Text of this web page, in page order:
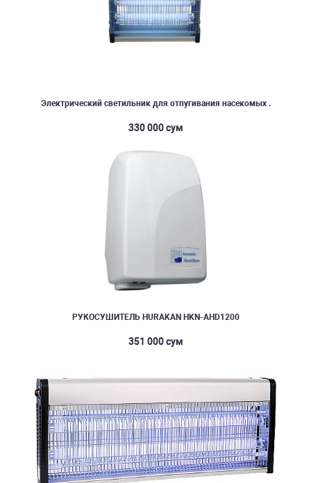
Электрический светильник для отпугивания насекомых .
330 000 сум
РУКОСУШИТЕЛЬ HURAKAN HKN-AHD1200
351 000 сум